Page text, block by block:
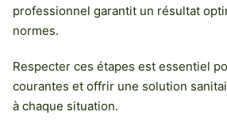
professionnel garantit un résultat
normes.
Respecter ces étapes est essentiel
courantes et offrir une solution
à chaque situation.